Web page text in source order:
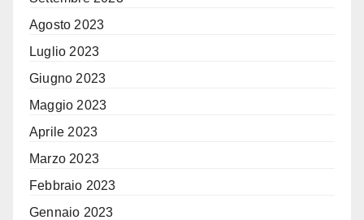
Agosto 2023
Luglio 2023
Giugno 2023
Maggio 2023
Aprile 2023
Marzo 2023
Febbraio 2023
Gennaio 2023